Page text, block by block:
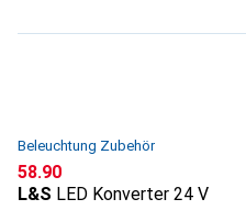
Beleuchtung Zubehör
CHF
58.90
L&S LED Konverter 24 V